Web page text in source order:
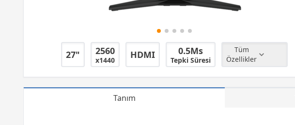
27" 2560
x1440 HDMI 0.5Ms
Tepki Süresi
Tüm
Özellikler
Tanım